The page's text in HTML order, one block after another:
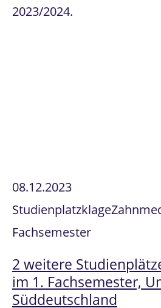
2023/2024.
08.12.2023
Studienplatzklage
Fachsemester
2 weitere
im 1. Fachsemester,
Süddeutschland